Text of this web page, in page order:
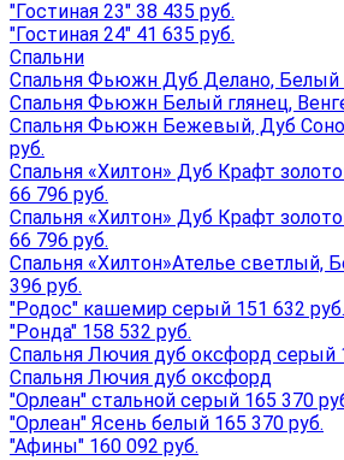
"Гостиная 23" 38 435 руб.
"Гостиная 24" 41 635 руб.
Спальни
Спальня Фьюжн Дуб Делано, Белый
Спальня Фьюжн Белый глянец,
Спальня Фьюжн Бежевый, Дуб
руб.
Спальня «Хилтон» Дуб Крафт
66 796 руб.
Спальня «Хилтон» Дуб Крафт
66 796 руб.
Спальня «Хилтон»Ателье светлый,
396 руб.
"Родос" кашемир серый 151 632 руб.
"Ронда" 158 532 руб.
Спальня Лючия дуб оксфорд серый
Спальня Лючия дуб оксфорд
"Орлеан" стальной серый 165 370
"Орлеан" Ясень белый 165 370 руб.
"Афины" 160 092 руб.